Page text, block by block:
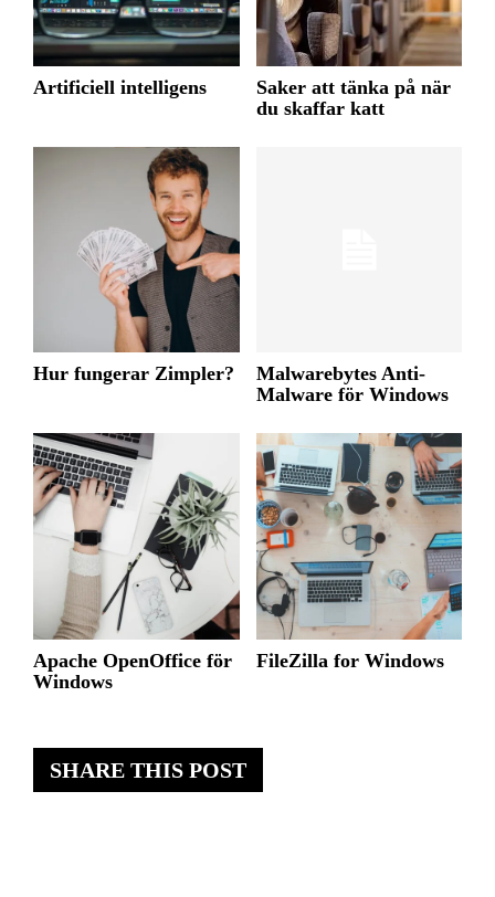
SHARE THIS POST
Artificiell intelligens
Saker att tänka på när
du skaffar katt
Hur fungerar Zimpler?
Malwarebytes Anti-
Malware för Windows
Apache OpenOffice för
Windows
FileZilla for Windows